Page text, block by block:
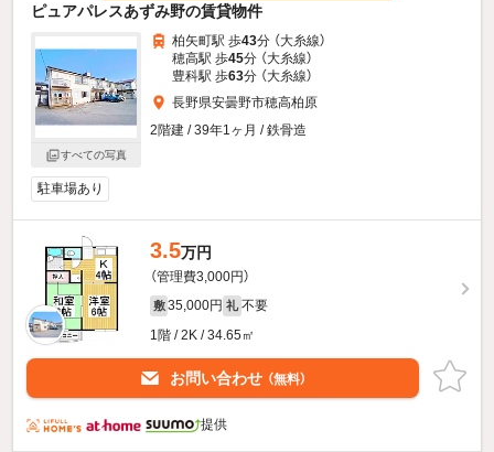
ピュアパレスあずみ野の賃貸物件
すべての写真
柏矢町駅 歩43分 （大糸線）
穂高駅 歩45分 （大糸線）
豊科駅 歩63分 （大糸線）
長野県安曇野市穂高柏原
2階建 / 39年1ヶ月 / 鉄骨造
駐車場あり
3.5万円
（管理費3,000円）
敷 35,000円 礼 不要
1階 / 2K / 34.65㎡
お問い合わせ （無料）
提供